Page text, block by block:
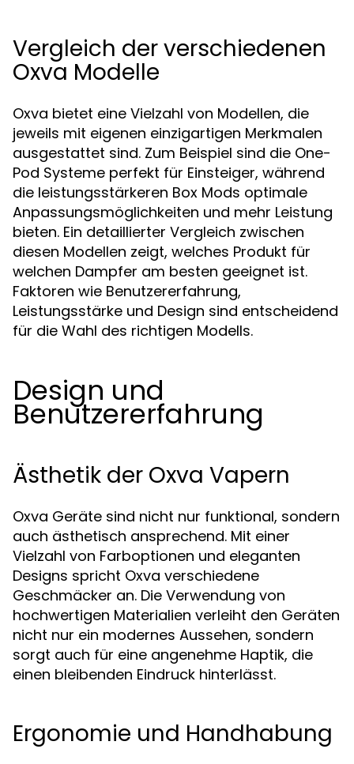
Vergleich der verschiedenen
Oxva Modelle
Oxva bietet eine Vielzahl von Modellen, die
jeweils mit eigenen einzigartigen Merkmalen
ausgestattet sind. Zum Beispiel sind die One-
Pod Systeme perfekt für Einsteiger, während
die leistungsstärkeren Box Mods optimale
Anpassungsmöglichkeiten und mehr Leistung
bieten. Ein detaillierter Vergleich zwischen
diesen Modellen zeigt, welches Produkt für
welchen Dampfer am besten geeignet ist.
Faktoren wie Benutzererfahrung,
Leistungsstärke und Design sind entscheidend
für die Wahl des richtigen Modells.
Design und
Benutzererfahrung
Ästhetik der Oxva Vapern
Oxva Geräte sind nicht nur funktional, sondern
auch ästhetisch ansprechend. Mit einer
Vielzahl von Farboptionen und eleganten
Designs spricht Oxva verschiedene
Geschmäcker an. Die Verwendung von
hochwertigen Materialien verleiht den Geräten
nicht nur ein modernes Aussehen, sondern
sorgt auch für eine angenehme Haptik, die
einen bleibenden Eindruck hinterlässt.
Ergonomie und Handhabung